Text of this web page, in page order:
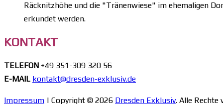
Räcknitzhöhe und die "Tränenwiese" im ehemaligen
erkundet werden.
KONTAKT
TELEFON +49 351-309 320 56
E-MAIL kontakt@dresden-exklusiv.de
Impressum | Copyright © 2026 Dresden Exklusiv. Alle